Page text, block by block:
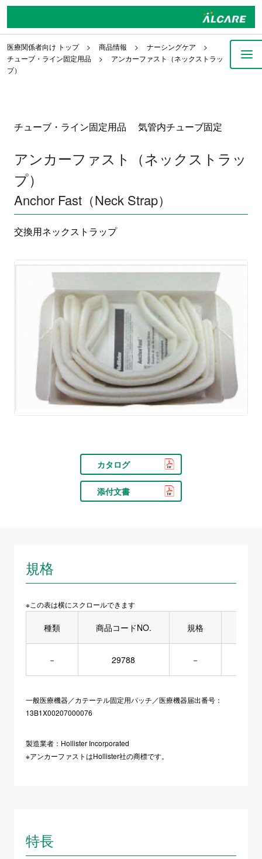
医療関係者向け トップ 商品情報
ナーシングケア
チューブ・ライン固定用品
アンカーファスト（ネックストラッ
プ）
チューブ・ライン固定用品 気管内チューブ固定
アンカーファスト（ネックストラッ
プ）
Anchor Fast（Neck Strap）
交換用ネックストラップ
カタログ
添付文書
規格
※この表は横にスクロールできます
種類 商品コードNO. 規格
－ 29788 －
一般医療機器／カテーテル固定用パッチ／医療機器届出番号：
13B1X00207000076
製造業者：Hollister Incorporated
※アンカーファストはHollister社の商標です。
特長